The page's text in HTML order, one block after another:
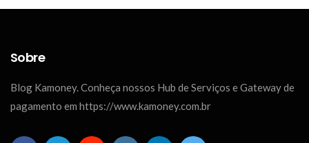
Sobre
Blog Kamoney. Conheça nossos Hub de Serviços e Gateway de
pagamento em https://www.kamoney.com.br